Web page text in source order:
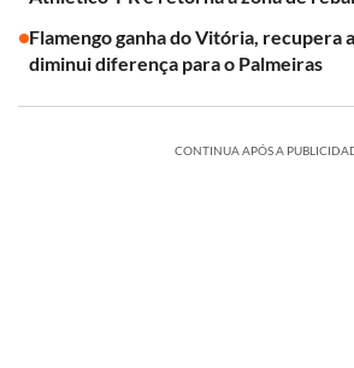
Flamengo ganha do Vitória, recupera
diminui diferença para o Palmeiras
CONTINUA APÓS A